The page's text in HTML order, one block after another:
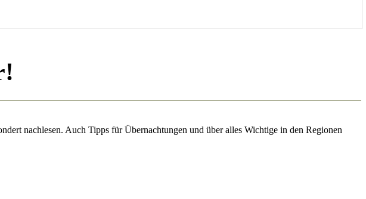
nachlesen. Auch Tipps für Übernachtungen und über alles Wichtige in den Regionen